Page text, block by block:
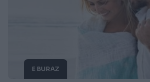
E BURAZ